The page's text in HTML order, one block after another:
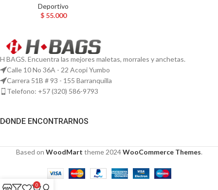
Deportivo
$55.000
H BAGS. Encuentra las mejores maletas, morrales y anchetas.
Calle 10 No 36A - 22 Acopi Yumbo
Carrera 51B # 93 - 155 Barranquilla
Telefono: ‭+57 (320) 586-9793‬
DONDE ENCONTRARNOS
Based on WoodMart theme2024WooCommerce Themes.
0